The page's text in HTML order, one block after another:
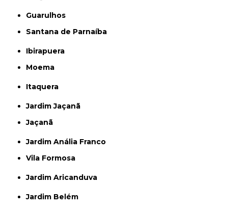
Guarulhos
Santana de Parnaíba
Ibirapuera
Moema
Itaquera
Jardim Jaçanã
Jaçanã
Jardim Anália Franco
Vila Formosa
Jardim Aricanduva
Jardim Belém